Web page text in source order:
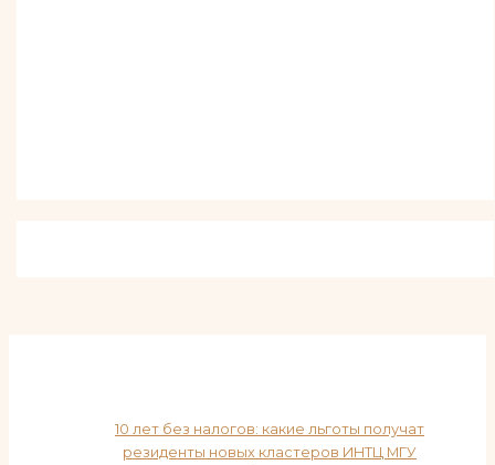
10 лет без налогов: какие льготы получат
резиденты новых кластеров ИНТЦ МГУ